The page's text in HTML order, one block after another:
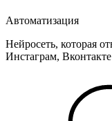
Автоматизация
Нейросеть, которая
Инстаграм,